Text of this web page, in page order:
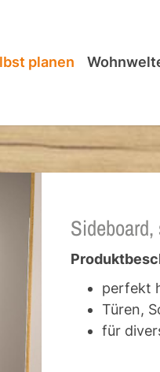
planen
perfekt
Türen,
für